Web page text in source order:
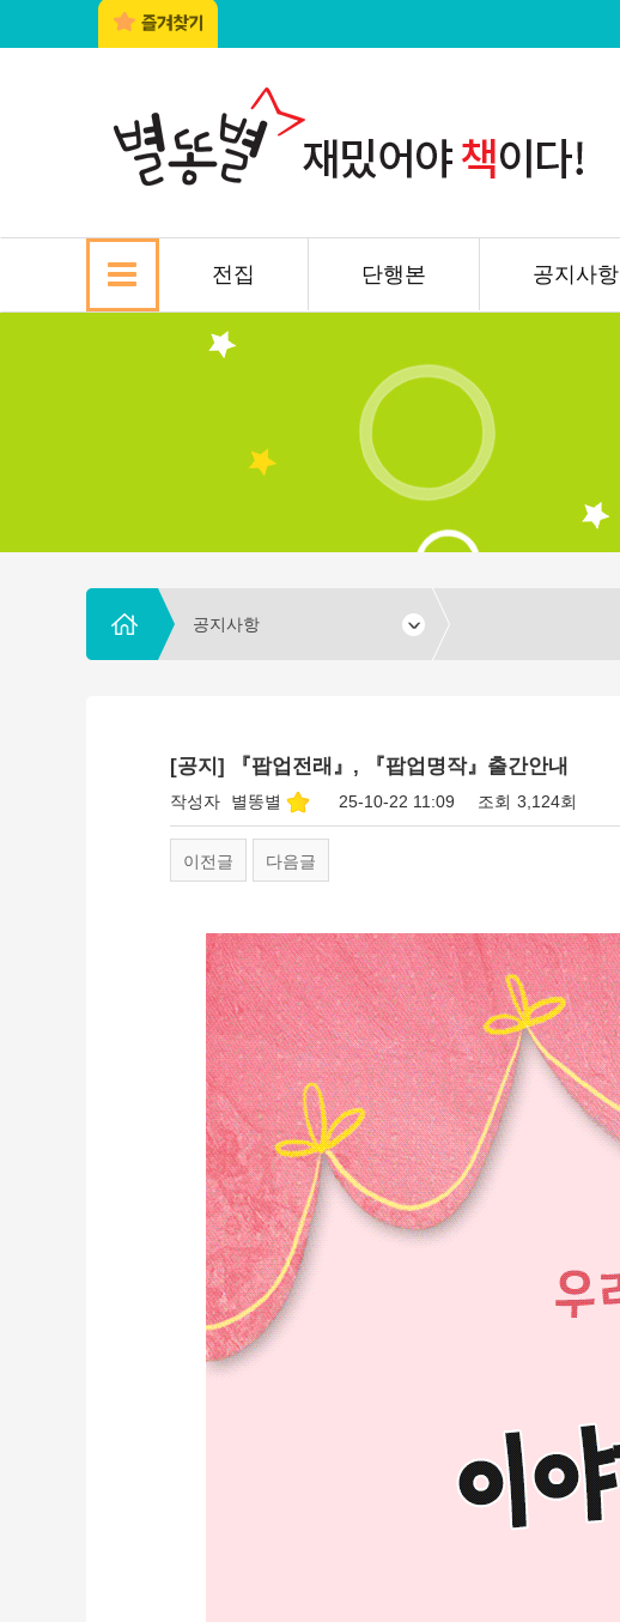
전집 단행본 공지사항
공지사항
[공지] 『팝업전래』, 『팝업명작』출간안내
작성자 별똥별 25-10-22 11:09 조회 3,124회
이전글 다음글